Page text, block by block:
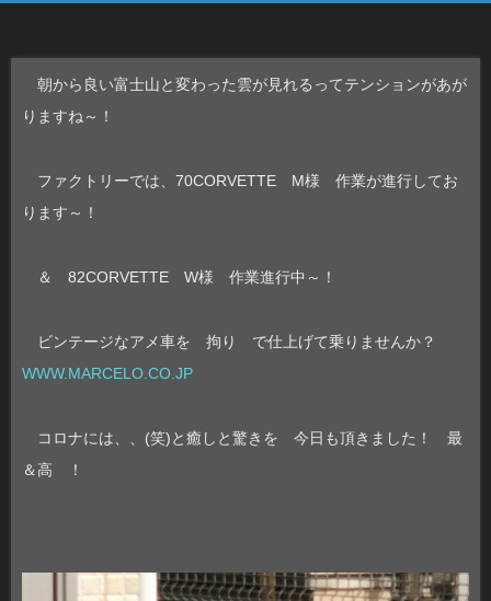
朝から良い富士山と変わった雲が見れるってテンションがあが
りますね～！
ファクトリーでは、70CORVETTE M様 作業が進行してお
ります～！
＆ 82CORVETTE W様 作業進行中～！
ビンテージなアメ車を 拘り で仕上げて乗りませんか？
WWW.MARCELO.CO.JP
コロナには、、(笑)と癒しと驚きを 今日も頂きました！ 最
＆高 ！